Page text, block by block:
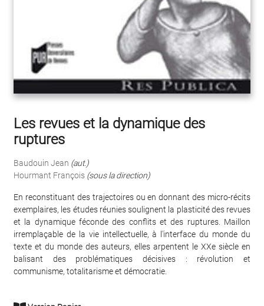
Les revues et la dynamique des
ruptures
Baudouin Jean (aut.)
Hourmant François (sous la direction)
En reconstituant des trajectoires ou en donnant des micro-récits
exemplaires, les études réunies soulignent la plasticité des revues
et la dynamique féconde des conflits et des ruptures. Maillon
irremplaçable de la vie intellectuelle, à l'interface du monde du
texte et du monde des auteurs, elles arpentent le XXe siècle en
balisant des problématiques décisives : révolution et
communisme, totalitarisme et démocratie.